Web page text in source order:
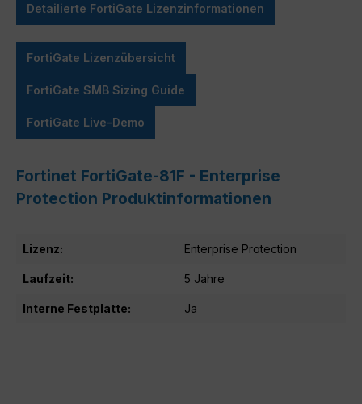
Detailierte FortiGate Lizenzinformationen
FortiGate Lizenzübersicht
FortiGate SMB Sizing Guide
FortiGate Live-Demo
Fortinet FortiGate-81F - Enterprise
Protection Produktinformationen
Lizenz: Enterprise Protection
Laufzeit: 5 Jahre
Interne Festplatte: Ja